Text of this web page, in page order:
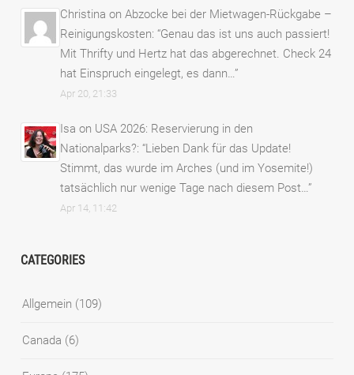
Christina onAbzocke bei der Mietwagen-Rückgabe –
Reinigungskosten: “Genau das ist uns auch passiert!
Mit Thrifty und Hertz hat das abgerechnet. Check 24
hat Einspruch eingelegt, es dann…”
Apr 20, 21:33
Isa on USA 2026: Reservierung in den
Nationalparks?: “Lieben Dank für das Update!
Stimmt, das wurde im Arches (und im Yosemite!)
tatsächlich nur wenige Tage nach diesem Post…”
Apr 14, 11:42
CATEGORIES
Allgemein (109)
Canada (6)